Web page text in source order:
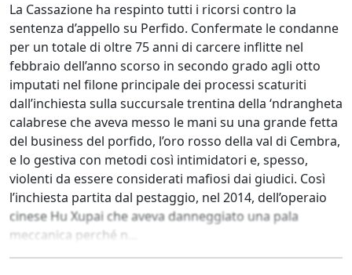
La Cassazione ha respinto tutti i ricorsi contro la
sentenza d’appello su Perfido. Confermate le condanne
per un totale di oltre 75 anni di carcere inflitte nel
febbraio dell’anno scorso in secondo grado agli otto
imputati nel filone principale dei processi scaturiti
dall’inchiesta sulla succursale trentina della ‘ndrangheta
calabrese che aveva messo le mani su una grande fetta
del business del porfido, l’oro rosso della val di Cembra,
e lo gestiva con metodi così intimidatori e, spesso,
violenti da essere considerati mafiosi dai giudici. Così
l’inchiesta partita dal pestaggio, nel 2014, dell’operaio
cinese Hu Xupai che aveva danneggiato una pala
meccanica perché n...